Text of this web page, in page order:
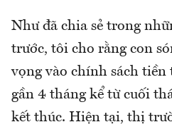
Như đã chia sẻ trong
trước, tôi cho rằng con
vọng vào chính sách tiền
gần 4 tháng kể từ cuối
kết thúc. Hiện tại, thị